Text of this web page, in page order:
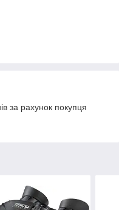
за рахунок покупця